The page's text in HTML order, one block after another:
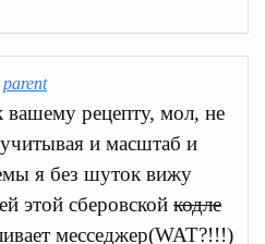
parent
вашему рецепту, мол, не
и масштаб и
я без шуток вижу
этой сберовской кодле
месседжер(WAT?!!!)